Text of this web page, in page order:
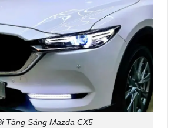
Tăng Sáng Mazda CX5